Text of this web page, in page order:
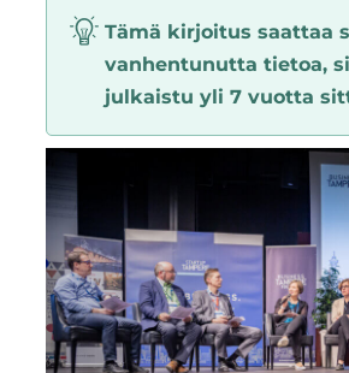
smooth
start
Region
Tämä kirjoitus saattaa
vanhentunutta tietoa,
julkaistu yli 7 vuotta